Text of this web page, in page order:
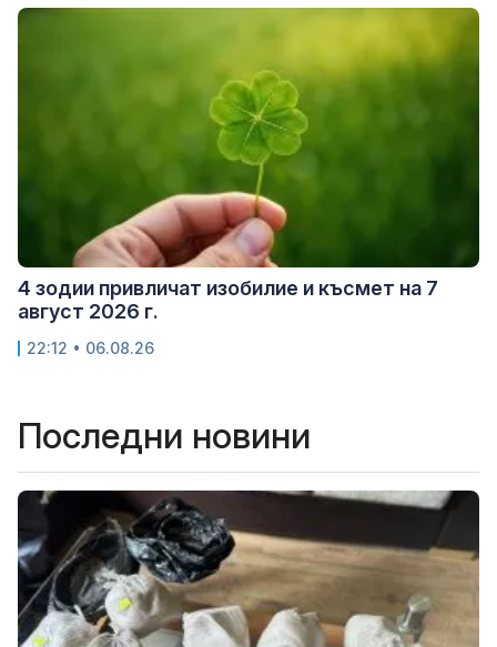
4 зодии привличат изобилие и късмет на 7
август 2026 г.
22:12 • 06.08.26
Последни новини